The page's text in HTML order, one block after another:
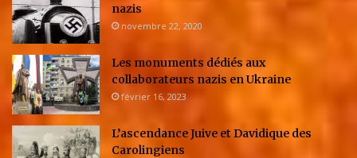
nazis
novembre 22, 2020
Les monuments dédiés aux
collaborateurs nazis en Ukraine
février 16, 2023
L’ascendance Juive et Davidique des
Carolingiens